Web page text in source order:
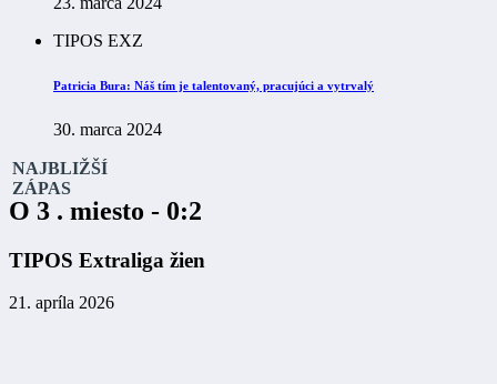
TIPOS EXZ
Patricia Bura: Náš tím je talentovaný, pracujúci a vytrvalý
30. marca 2024
NAJBLIŽŠÍ
ZÁPAS
O 3 . miesto - 0:2
TIPOS Extraliga žien
21. apríla 2026